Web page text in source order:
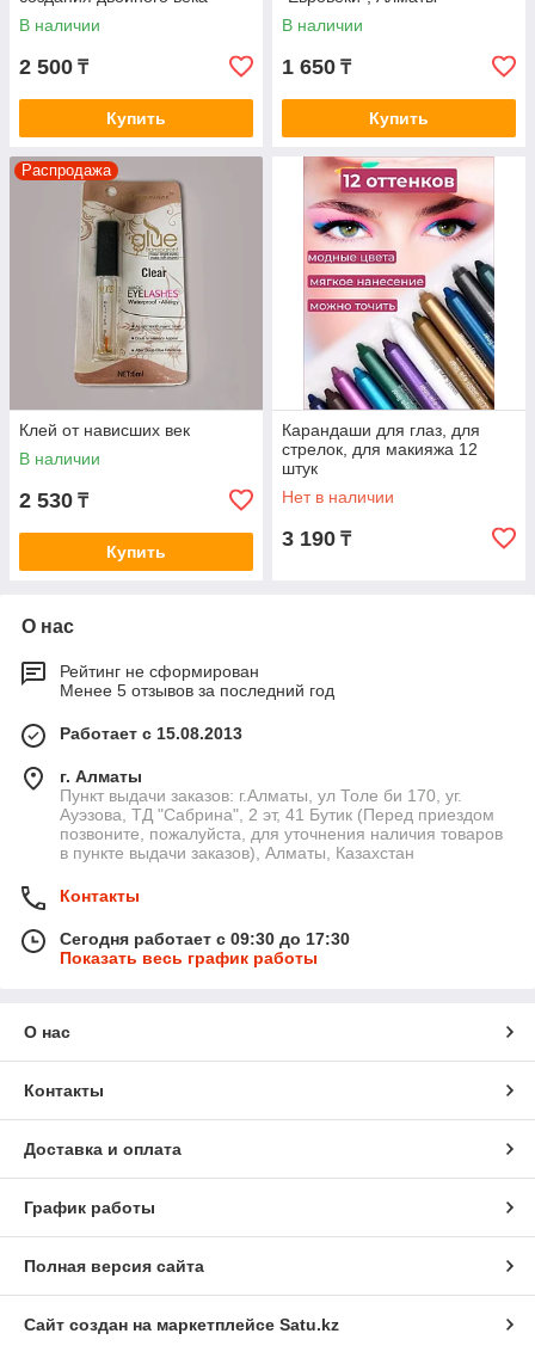
В наличии
2 500 ₸
Купить
В наличии
1 650 ₸
Купить
Распродажа
Клей от нависших век
В наличии
2 530 ₸
Купить
Карандаши для глаз, для
стрелок, для макияжа 12
штук
Нет в наличии
3 190 ₸
О нас
Рейтинг не сформирован
Менее 5 отзывов за последний год
Работает с 15.08.2013
г. Алматы
Пункт выдачи заказов: г.Алматы, ул Толе би 170, уг.
Ауэзова, ТД "Сабрина", 2 эт, 41 Бутик (Перед приездом
позвоните, пожалуйста, для уточнения наличия товаров
в пункте выдачи заказов), Алматы, Казахстан
Контакты
Сегодня работает с 09:30 до 17:30
Показать весь график работы
О нас
Контакты
Доставка и оплата
График работы
Полная версия сайта
Сайт создан на маркетплейсе Satu.kz